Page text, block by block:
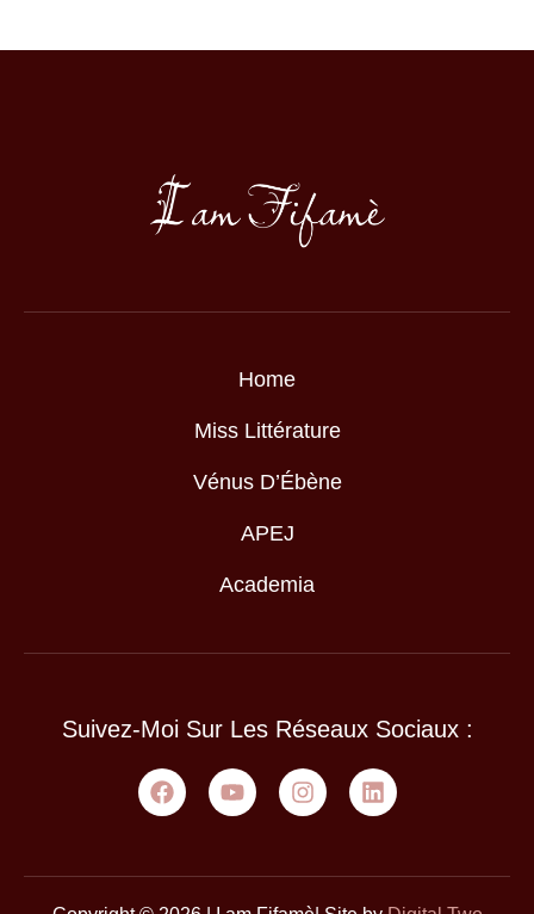
Home
Miss Littérature
Vénus D’Ébène
APEJ
Academia
Suivez-Moi Sur Les Réseaux Sociaux :